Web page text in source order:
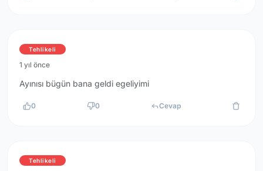
Tehlikeli
1 yıl önce
Ayınısı bügün bana geldi egeliyimi
0 0 Cevap
Tehlikeli